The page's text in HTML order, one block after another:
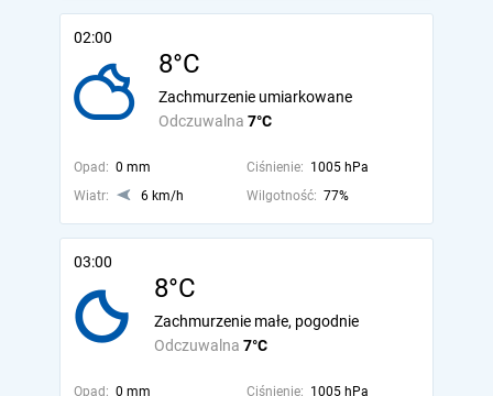
02:00
8°C
Odczuwalna 7°C
Zachmurzenie umiarkowane
Opad: 0 mm Ciśnienie: 1005 hPa
Wiatr:
6 km/h Wilgotność: 77%
03:00
8°C
Odczuwalna 7°C
Zachmurzenie małe, pogodnie
Opad: 0 mm Ciśnienie: 1005 hPa